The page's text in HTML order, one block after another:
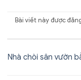
Bài viết này được
Nhà chòi sân vườn